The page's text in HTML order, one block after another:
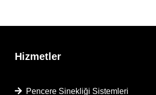
Hizmetler
Pencere Sinekliği Sistemleri